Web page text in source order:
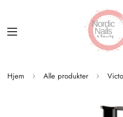
Hjem Alle produkter